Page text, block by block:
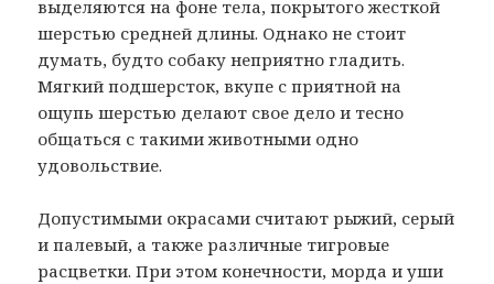
выделяются на фоне тела, покрытого жесткой
шерстью средней длины. Однако не стоит
думать, будто собаку неприятно гладить.
Мягкий подшерсток, вкупе с приятной на
ощупь шерстью делают свое дело и тесно
общаться с такими животными одно
удовольствие.
Допустимыми окрасами считают рыжий, серый
и палевый, а также различные тигровые
расцветки. При этом конечности, морда и уши